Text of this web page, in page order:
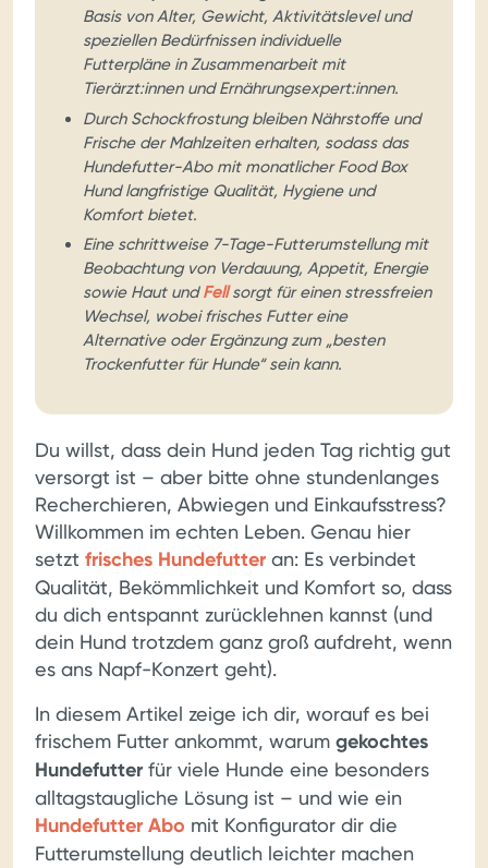
Basis von Alter, Gewicht, Aktivitätslevel und
speziellen Bedürfnissen individuelle
Futterpläne in Zusammenarbeit mit
Tierärzt:innen und Ernährungsexpert:innen.
Durch Schockfrostung bleiben Nährstoffe und
Frische der Mahlzeiten erhalten, sodass das
Hundefutter-Abo mit monatlicher Food Box
Hund langfristige Qualität, Hygiene und
Komfort bietet.
Eine schrittweise 7-Tage-Futterumstellung mit
Beobachtung von Verdauung, Appetit, Energie
sowie Haut undFellsorgt für einen stressfreien
Wechsel, wobei frisches Futter eine
Alternative oder Ergänzung zum „besten
Trockenfutter für Hunde“ sein kann.
Du willst, dass dein Hund jeden Tag richtig gut
versorgt ist – aber bitte ohne stundenlanges
Recherchieren, Abwiegen und Einkaufsstress?
Willkommen im echten Leben. Genau hier
setzt frisches Hundefutter an: Es verbindet
Qualität, Bekömmlichkeit und Komfort so, dass
du dich entspannt zurücklehnen kannst (und
dein Hund trotzdem ganz groß aufdreht, wenn
es ans Napf-Konzert geht).
In diesem Artikel zeige ich dir, worauf es bei
frischem Futter ankommt, warum gekochtes
Hundefutter für viele Hunde eine besonders
alltagstaugliche Lösung ist – und wie ein
Hundefutter Abo mit Konfigurator dir die
Futterumstellung deutlich leichter machen